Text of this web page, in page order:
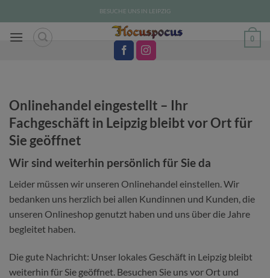
Inhalt
springen
BESUCHE UNS IN LEIPZIG
0
Onlinehandel eingestellt – Ihr
Fachgeschäft in Leipzig bleibt vor Ort für
Sie geöffnet
Wir sind weiterhin persönlich für Sie da
Leider müssen wir unseren Onlinehandel einstellen. Wir
bedanken uns herzlich bei allen Kundinnen und Kunden, die
unseren Onlineshop genutzt haben und uns über die Jahre
begleitet haben.
Die gute Nachricht: Unser lokales Geschäft in Leipzig bleibt
weiterhin für Sie geöffnet. Besuchen Sie uns vor Ort und